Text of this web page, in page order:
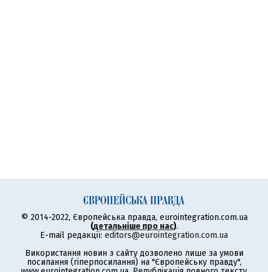
© 2014-2022, Європейська правда, eurointegration.com.ua
(детальніше про нас).
E-mail редакції: editors@eurointegration.com.ua
Використання новин з сайту дозволено лише за умови
посилання (гіперпосилання) на "Європейську правду",